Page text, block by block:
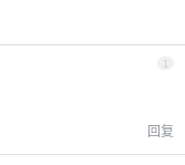
回复